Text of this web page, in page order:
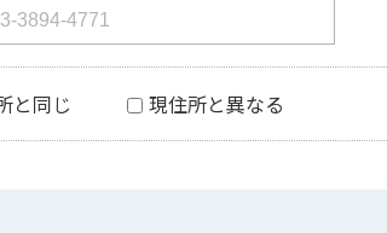
と同じ 現住所と異なる